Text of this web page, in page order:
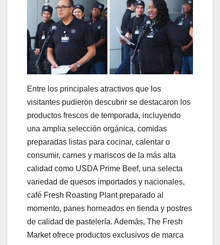
Entre los principales atractivos que los
visitantes pudieron descubrir se destacaron los
productos frescos de temporada, incluyendo
una amplia selección orgánica, comidas
preparadas listas para cocinar, calentar o
consumir, carnes y mariscos de la más alta
calidad como USDA Prime Beef, una selecta
variedad de quesos importados y nacionales,
café Fresh Roasting Plant preparado al
momento, panes horneados en tienda y postres
de calidad de pastelería. Además, The Fresh
Market ofrece productos exclusivos de marca